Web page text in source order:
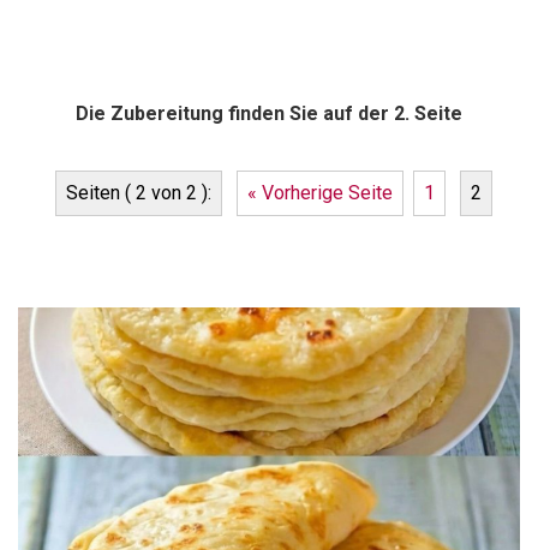
Die Zubereitung finden Sie auf der 2. Seite
Seiten ( 2 von 2 ): « Vorherige Seite 1 2